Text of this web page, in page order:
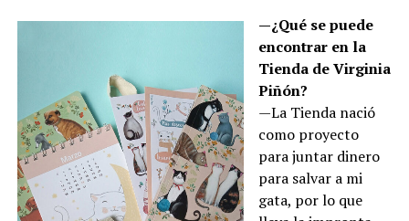
—¿Qué se puede
encontrar en la
Tienda de Virginia
Piñón?
—La Tienda nació
como proyecto
para juntar dinero
para salvar a mi
gata, por lo que